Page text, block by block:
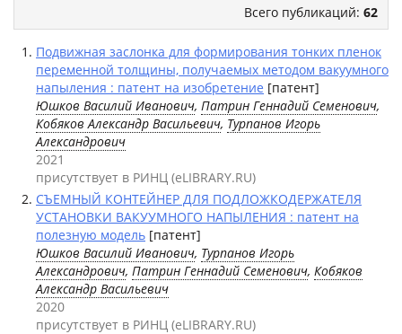
Всего публикаций: 62
Подвижная заслонка для формирования тонких пленок
переменной толщины, получаемых методом вакуумного
напыления : патент на изобретение [патент]
Юшков Василий Иванович, Патрин Геннадий Семенович,
Кобяков Александр Васильевич, Турпанов Игорь
Александрович
2021
присутствует в РИНЦ (eLIBRARY.RU)
СЪЕМНЫЙ КОНТЕЙНЕР ДЛЯ ПОДЛОЖКОДЕРЖАТЕЛЯ
УСТАНОВКИ ВАКУУМНОГО НАПЫЛЕНИЯ : патент на
полезную модель [патент]
Юшков Василий Иванович, Турпанов Игорь
Александрович, Патрин Геннадий Семенович, Кобяков
Александр Васильевич
2020
присутствует в РИНЦ (eLIBRARY.RU)